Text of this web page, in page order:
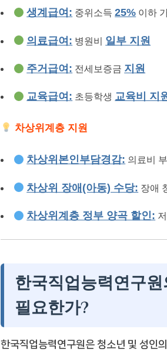
생계급여: 중위소득25% 이하
의료급여: 병원비 일부 지원
주거급여: 전세보증금 지원
교육급여: 초등학생 교육비 지
차상위계층 지원
차상위본인부담경감: 의료비
차상위 장애(아동) 수당: 장애
차상위계층 정부 양곡 할인:
한국직업능력연구
필요한가?
한국직업능력연구원은 청소년 및 성인